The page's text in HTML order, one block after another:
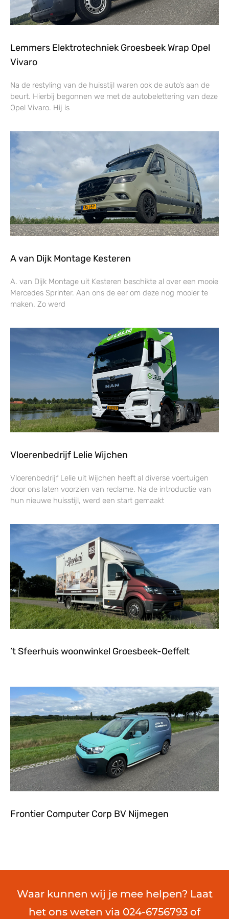
Lemmers Elektrotechniek Groesbeek Wrap Opel
Vivaro
Na de restyling van de huisstijl waren ook de auto’s aan de
beurt. Hierbij begonnen we met de autobelettering van deze
Opel Vivaro. Hij is
A van Dijk Montage Kesteren
A. van Dijk Montage uit Kesteren beschikte al over een mooie
Mercedes Sprinter. Aan ons de eer om deze nog mooier te
maken. Zo werd
Vloerenbedrijf Lelie Wijchen
Vloerenbedrijf Lelie uit Wijchen heeft al diverse voertuigen
door ons laten voorzien van reclame. Na de introductie van
hun nieuwe huisstijl, werd een start gemaakt
’t Sfeerhuis woonwinkel Groesbeek-Oeffelt
Frontier Computer Corp BV Nijmegen
Waar kunnen wij je mee helpen? Laat
het ons weten via 024-6756793 of